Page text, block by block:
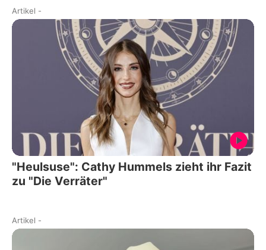
Artikel -
"Heulsuse": Cathy Hummels zieht ihr Fazit
zu "Die Verräter"
Artikel -